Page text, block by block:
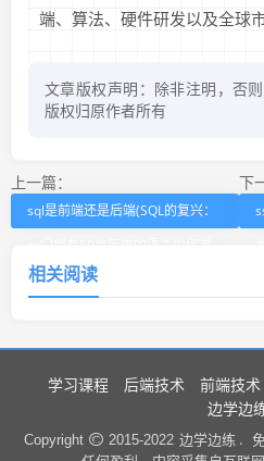
端、算法、硬件研发以及全球
文章版权声明：除非注明，否
版权归原作者所有
上一篇：
sql是前端还是后端(SQL的复兴：
塑自我)
下
相关阅读
学习课程 后端技术 前端技术
边学边
Copyright 2015-2022 边学边练 .